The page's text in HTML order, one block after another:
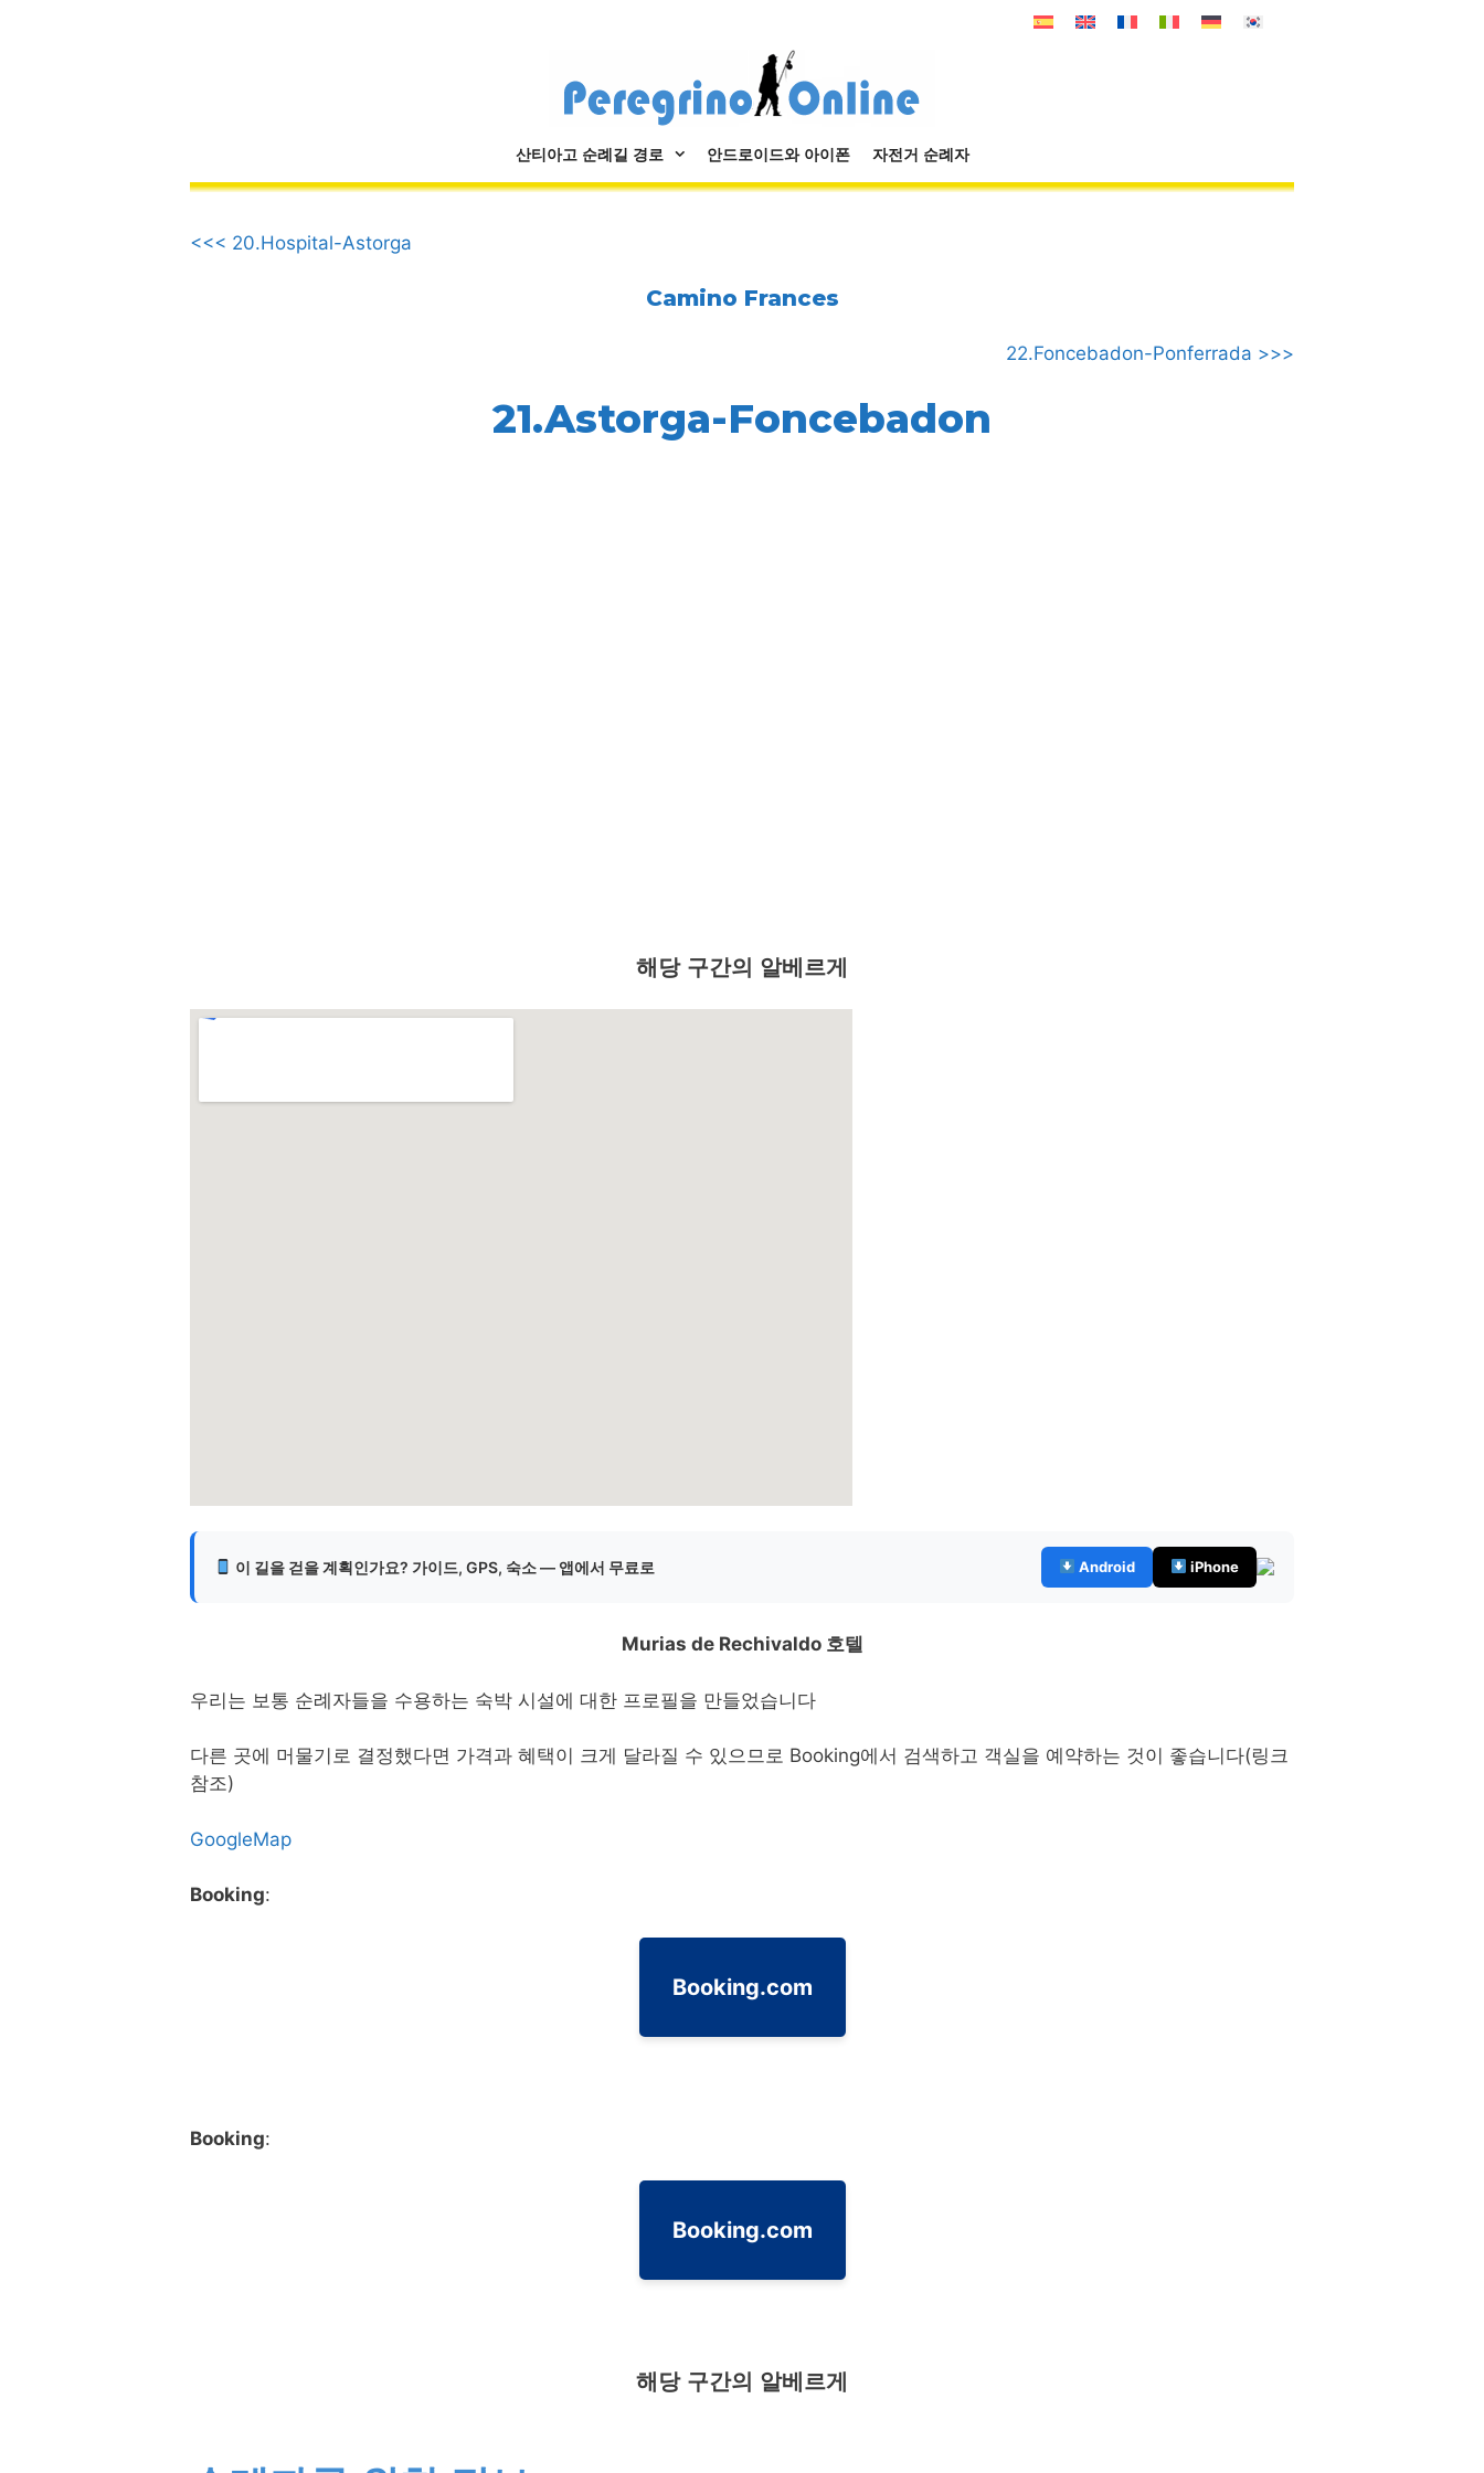
산티아고 순례길 경로 안드로이드와 아이폰 자전거 순례자
.
<<< 20.Hospital-Astorga
Camino Frances
22.Foncebadon-Ponferrada >>>
21.Astorga-Foncebadon
해당 구간의 알베르게
이 길을 걷을 계획인가요? 가이드, GPS, 숙소 — 앱에서 무료로 Android iPhone
Murias de Rechivaldo 호텔
우리는 보통 순례자들을 수용하는 숙박 시설에 대한 프로필을 만들었습니다
다른 곳에 머물기로 결정했다면 가격과 혜택이 크게 달라질 수 있으므로 Booking에서 검색하고 객실을 예약하는 것이 좋습니다(링크
참조)
GoogleMap
Booking:
Booking.com
Booking:
Booking.com
해당 구간의 알베르게